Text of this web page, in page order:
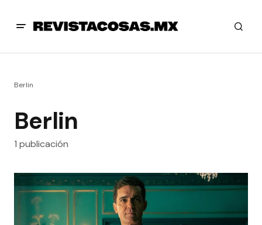
Berlin
Berlin
1 publicación